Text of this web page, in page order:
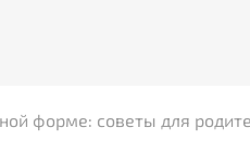
форме: советы для